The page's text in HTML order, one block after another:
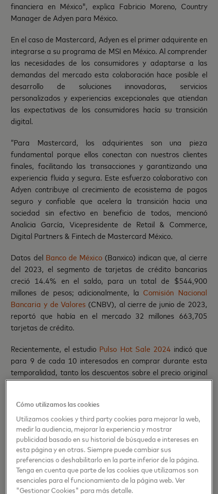
financiera en México", explica Fabricio Moreno, Country
Manager de Adyen para México.
En el caso de Mastercard, Adyen es el primer adquirente en
integrarse a su programa de MSI en México. Al comprender
las necesidades de los consumidores y adaptarse a las
demandas del mercado esta colaboración hace posible el
desarrollo de soluciones innovadoras, servicios
personalizados y experiencias excepcionales que atiendan
las expectativas de los consumidores hacía su transición
digital.
“Para Mastercard, los adquirientes son una pieza
fundamental porque ellos conectan con nuestros clientes
finales, facilitando las transacciones y garantizando una
experiencia fluida y segura. Este esfuerzo colaborativo con
Adyen contribuye al crecimiento de ecosistema de pagos
seguro y confiable que acelera la transición hacia una
sociedad sin efectivo en beneficio de todos, mencionó
Analicia García, Vicepresidente de Retail & Commerce,
Digital Partners & Fintech de Mastercard México.
Datos del Banco de México(Banxico) indican que, al cierre
del 2023, el segmento de tarjetas de crédito bancarias
creció 14.4% en el saldo, para un total de $544,900
millones de pesos; adicionalmente, la Comisión Nacional
Bancaria y de Valores (CNBV), al cierre de junio de 2023,
reportó que había en el mercado 32 millones 663,705
tarjetas de crédito.
Recientemente, el estudio Pulso Hot Sale 2024indicó que
para 9 de cada 10 interesados en comprar durante esta
temporalidad, tanto los descuentos sobre el precio original
como los meses sin intereses y los descuentos adicionales,
compras. De esta manera, la nueva funcionalidad de Meses
Sin Intereses de Adyen aportará optimización y nuevas
oportunidades para los comercios en México.
“En preparación para las siguientes temporalidades de
ventas clave como el Buen Fin, contar con los esquemas de
pago preferentes para los consumidores es crucial en la
parte final de la venta pues de ello depende no solo la
Cómo utilizamos las cookies
Utilizamos cookies y third party cookies para mejorar la web,
medir la audiencia, mejorar la experiencia y mostrar
publicidad basado en su historial de búsqueda e intereses en
esta página y en otras. Siempre puede cambiar sus
preferencias o deshabilitarlo en la parte inferior de la página.
Tenga en cuenta que parte de las cookies que utilizamos son
esenciales para el funcionamiento de la página web. Ver
"Gestionar Cookies" para más detalle.